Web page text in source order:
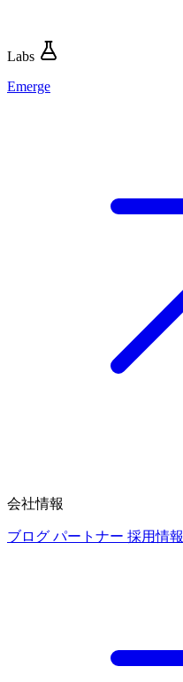
Labs
Emerge
会社情報
ブログ パートナー 採用情報